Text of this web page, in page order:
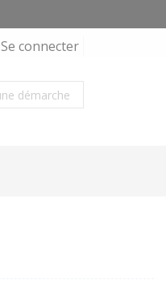
Se connecter